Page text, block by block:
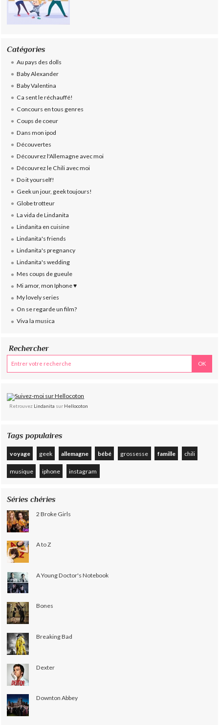
Catégories
Au pays des dolls
Baby Alexander
Baby Valentina
Ca sent le réchauffé!
Concours en tous genres
Coups de coeur
Dans mon ipod
Découvertes
Découvrez l'Allemagne avec moi
Découvrez le Chili avec moi
Do it yourself!
Geek un jour, geek toujours!
Globe trotteur
La vida de Lindanita
Lindanita en cuisine
Lindanita's friends
Lindanita's pregnancy
Lindanita's wedding
Mes coups de gueule
Mi amor, mon Iphone ♥
My lovely series
On se regarde un film?
Viva la musica
Rechercher
Retrouvez Lindanita sur Hellocoton
Tags populaires
voyage geek allemagne bébé grossesse famille chili
musique iphone instagram
Séries chéries
2 Broke Girls
A to Z
A Young Doctor's Notebook
Bones
Breaking Bad
Dexter
Downton Abbey